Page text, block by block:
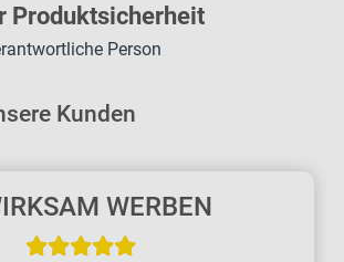
Produktsicherheit
Person
Kunden
WERBEN